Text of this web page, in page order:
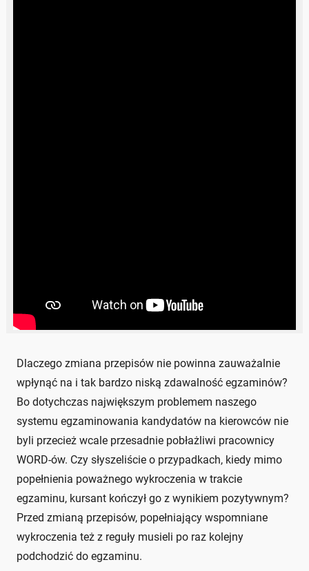
Dlaczego zmiana przepisów nie powinna zauważalnie
wpłynąć na i tak bardzo niską zdawalność egzaminów?
Bo dotychczas największym problemem naszego
systemu egzaminowania kandydatów na kierowców nie
byli przecież wcale przesadnie pobłażliwi pracownicy
WORD-ów. Czy słyszeliście o przypadkach, kiedy mimo
popełnienia poważnego wykroczenia w trakcie
egzaminu, kursant kończył go z wynikiem pozytywnym?
Przed zmianą przepisów, popełniający wspomniane
wykroczenia też z reguły musieli po raz kolejny
podchodzić do egzaminu.